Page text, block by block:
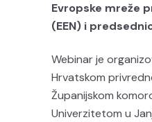
Evropske mreže
(EEN) i
Webinar je
Hrvatskom
Županijskom
Univerzitetom u